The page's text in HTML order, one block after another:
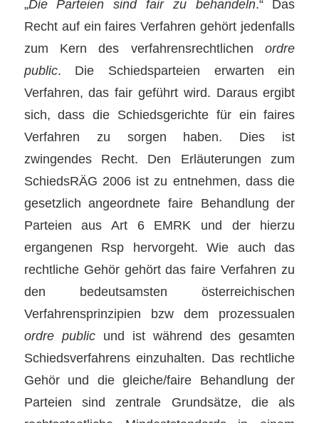
„Die Parteien sind fair zu behandeln.“ Das
Recht auf ein faires Verfahren gehört jedenfalls
zum Kern des verfahrensrechtlichenordre
public. Die Schiedsparteien erwarten ein
Verfahren, das fair geführt wird. Daraus ergibt
sich, dass die Schiedsgerichte für ein faires
Verfahren zu sorgen haben. Dies ist
zwingendes Recht. Den Erläuterungen zum
SchiedsRÄG 2006 ist zu entnehmen, dass die
gesetzlich angeordnete faire Behandlung der
Parteien aus Art 6 EMRK und der hierzu
ergangenen Rsp hervorgeht. Wie auch das
rechtliche Gehör gehört das faire Verfahren zu
den bedeutsamsten österreichischen
Verfahrensprinzipien bzw dem prozessualen
ordre publicund ist während des gesamten
Schiedsverfahrens einzuhalten. Das rechtliche
Gehör und die gleiche/faire Behandlung der
Parteien sind zentrale Grundsätze, die als